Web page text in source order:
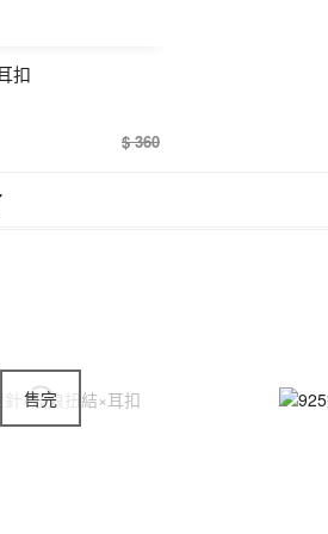
扣
$ 360